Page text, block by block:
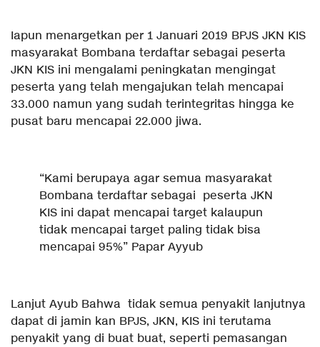
Iapun menargetkan per 1 Januari 2019 BPJS JKN KIS
masyarakat Bombana terdaftar sebagai peserta
JKN KIS ini mengalami peningkatan mengingat
peserta yang telah mengajukan telah mencapai
33.000 namun yang sudah terintegritas hingga ke
pusat baru mencapai 22.000 jiwa.
“Kami berupaya agar semua masyarakat
Bombana terdaftar sebagai peserta JKN
KIS ini dapat mencapai target kalaupun
tidak mencapai target paling tidak bisa
mencapai 95%” Papar Ayyub
Lanjut Ayub Bahwa tidak semua penyakit lanjutnya
dapat di jamin kan BPJS, JKN, KIS ini terutama
penyakit yang di buat buat, seperti pemasangan